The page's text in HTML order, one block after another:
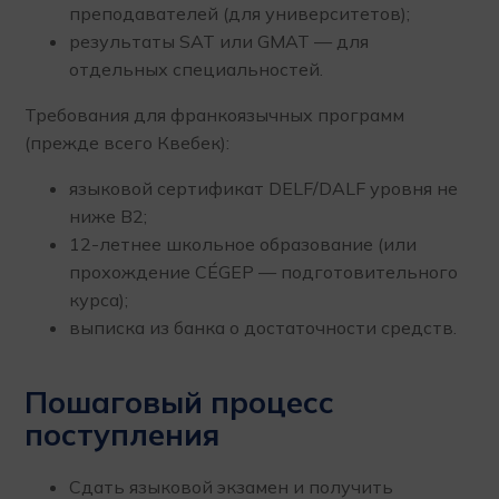
преподавателей (для университетов);
результаты SAT или GMAT — для
отдельных специальностей.
Требования для франкоязычных программ
(прежде всего Квебек):
языковой сертификат DELF/DALF уровня не
ниже В2;
12-летнее школьное образование (или
прохождение CÉGEP — подготовительного
курса);
выписка из банка о достаточности средств.
Пошаговый процесс
поступления
Сдать языковой экзамен и получить